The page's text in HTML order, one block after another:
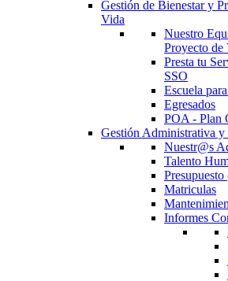
Gestión de Bienestar y
Vida
Nuestro
Proyecto de
Presta tu
SSO
Escuela
Egresados
POA - Plan
Gestión Administrativa y
Nuestr@s
Talento
Matriculas
Informes